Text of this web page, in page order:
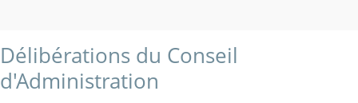
Délibérations du Conseil
d'Administration